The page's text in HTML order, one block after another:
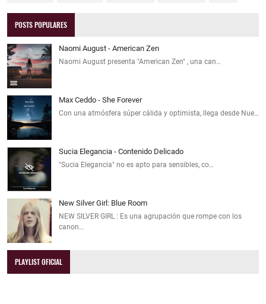
POSTS POPULARES
Naomi August - American Zen
Naomi August presenta "American Zen" , una can…
Max Ceddo - She Forever
Con una atmósfera súper cálida y optimista, llega desde Nue…
Sucia Elegancia - Contenido Delicado
"Sucia Elegancia" no es apto para sensibles, co…
New Silver Girl: Blue Room
NEW SILVER GIRL : Es una agrupación que rompe con los
canon…
PLAYLIST OFICIAL